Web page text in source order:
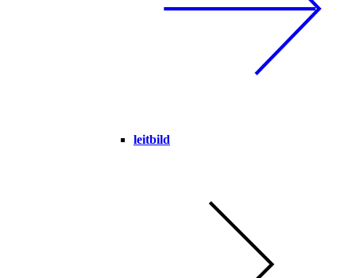
leitbild